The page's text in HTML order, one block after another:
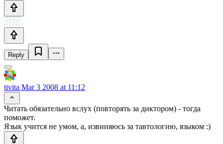
Reply
tivita Mar 3 2008 at 11:12
Читать обязательно вслух (повторять за диктором) - тогда
поможет.
Язык учится не умом, а, извиняюсь за тавтологию, языком :)